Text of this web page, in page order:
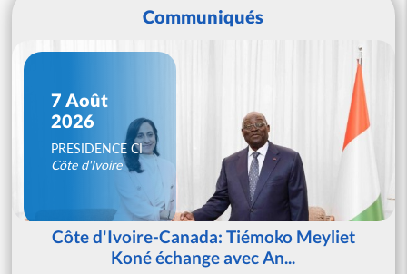
Communiqués
7 Août
2026
PRESIDENCE CI
Côte d'Ivoire
Côte d'Ivoire-Canada: Tiémoko Meyliet
Koné échange avec An...